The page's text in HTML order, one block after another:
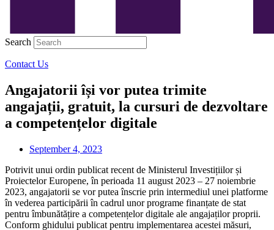
Search
Contact Us
Angajatorii își vor putea trimite
angajații, gratuit, la cursuri de dezvoltare
a competențelor digitale
September 4, 2023
Potrivit unui ordin publicat recent de Ministerul Investițiilor și
Proiectelor Europene, în perioada 11 august 2023 – 27 noiembrie
2023, angajatorii se vor putea înscrie prin intermediul unei platforme
în vederea participării în cadrul unor programe finanțate de stat
pentru îmbunătățire a competențelor digitale ale angajaților proprii.
Conform ghidului publicat pentru implementarea acestei măsuri,